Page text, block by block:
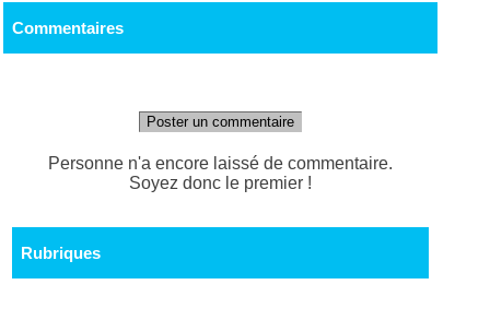
Commentaires
Poster un commentaire
Personne n'a encore laissé de commentaire.
Soyez donc le premier !
Rubriques